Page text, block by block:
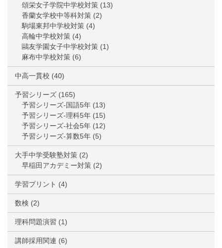
頌栄女子学院中学校対策 (13)
香蘭女学校中等科対策 (2)
駒場東邦中学校対策 (4)
高輪中学校対策 (4)
鷗友学園女子中学校対策 (1)
麻布中学校対策 (6)
中高一貫校 (40)
予習シリーズ (165)
予習シリーズ-国語5年 (13)
予習シリーズ-理科5年 (15)
予習シリーズ-社会5年 (12)
予習シリーズ-算数5年 (5)
大手中学受験塾対策 (2)
早稲田アカデミー対策 (2)
学習プリント (4)
数検 (2)
理科問題演習 (1)
講師採用関連 (6)